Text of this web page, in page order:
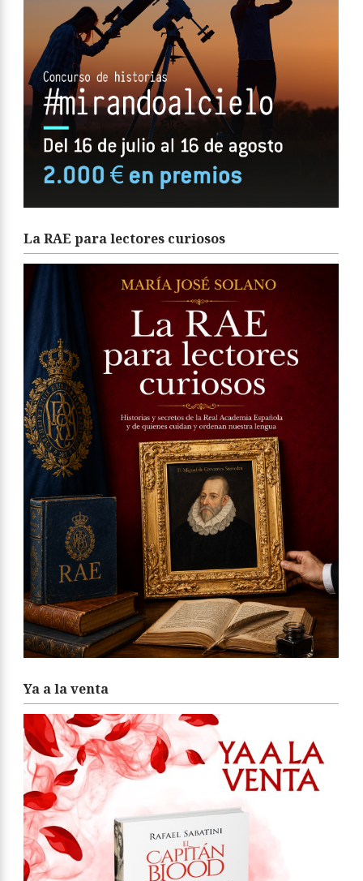
La RAE para lectores curiosos
Ya a la venta